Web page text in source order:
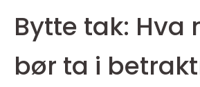
Bytte tak: Hva
bør ta i